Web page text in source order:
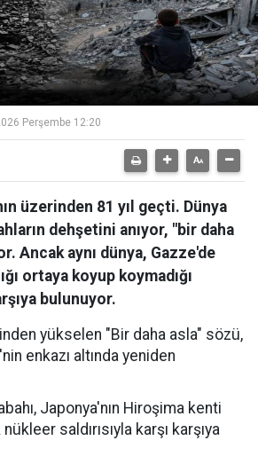
Perşembe 12:20
üzerinden 81 yıl geçti. Dünya
dehşetini anıyor, "bir daha
Ancak aynı dünya, Gazze'de
ortaya koyup koymadığı
bulunuyor.
yükselen "Bir daha asla" sözü,
enkazı altında yeniden
Japonya'nın Hiroşima kenti
saldırısıyla karşı karşıya